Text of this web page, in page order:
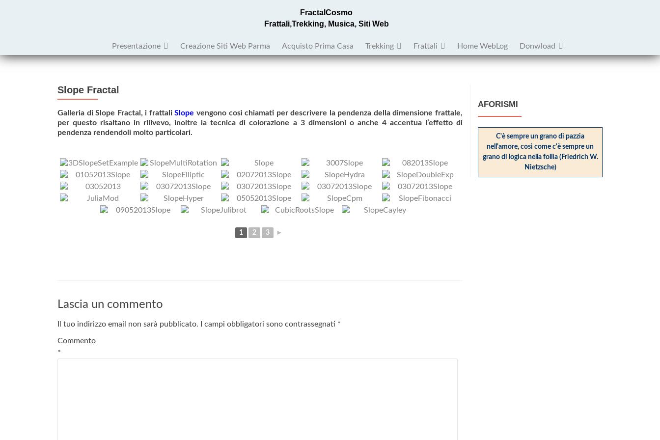
FractalCosmo
Frattali,Trekking, Musica, Siti Web
Presentazione Creazione Siti Web Parma Acquisto Prima Casa Trekking Frattali Home WebLog Donwload
Slope Fractal
Galleria di Slope Fractal, i frattaliSlope vengono così chiamati per descrivere la pendenza della dimensione frattale,
per questo risaltano in rilivevo, inoltre la tecnica di colorazione a 3 dimensioni o anche 4 accentua l’effetto di
pendenza rendendoli molto particolari.
1 2 3 ►
Lascia un commento
Il tuo indirizzo email non sarà pubblicato. I campi obbligatori sono contrassegnati *
Commento
*
AFORISMI
C'è sempre un grano di pazzia
nell'amore, così come c'è sempre un
grano di logica nella follia (Friedrich W.
Nietzsche)